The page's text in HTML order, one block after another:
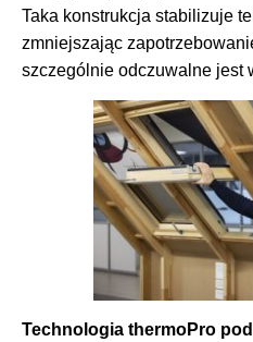
Taka konstrukcja stabilizuje
zmniejszając
szczególnie odczuwalne jest
Technologia thermoPro